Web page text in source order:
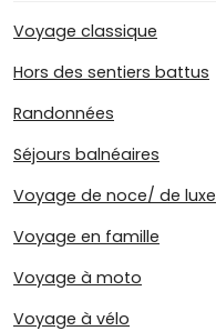
Voyage classique
Hors des sentiers battus
Randonnées
Séjours balnéaires
Voyage de noce/ de luxe
Voyage en famille
Voyage à moto
Voyage à vélo